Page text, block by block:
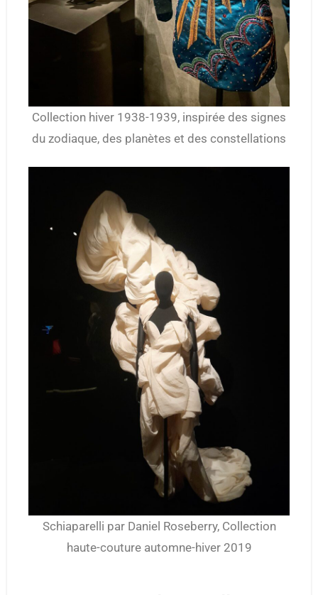
Collection hiver 1938-1939, inspirée des signes
du zodiaque, des planètes et des constellations
Schiaparelli par Daniel Roseberry, Collection
haute-couture automne-hiver 2019